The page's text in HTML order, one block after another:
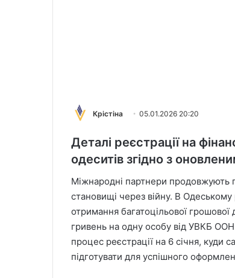
Крістіна 05.01.2026 20:20
Деталі реєстрації на
одеситів згідно з
Міжнародні партнери продовжують
становищі через війну. В
отримання багатоцільової
гривень на одну особу від УВКБ
процес реєстрації на 6 січня, куди
підготувати для успішного